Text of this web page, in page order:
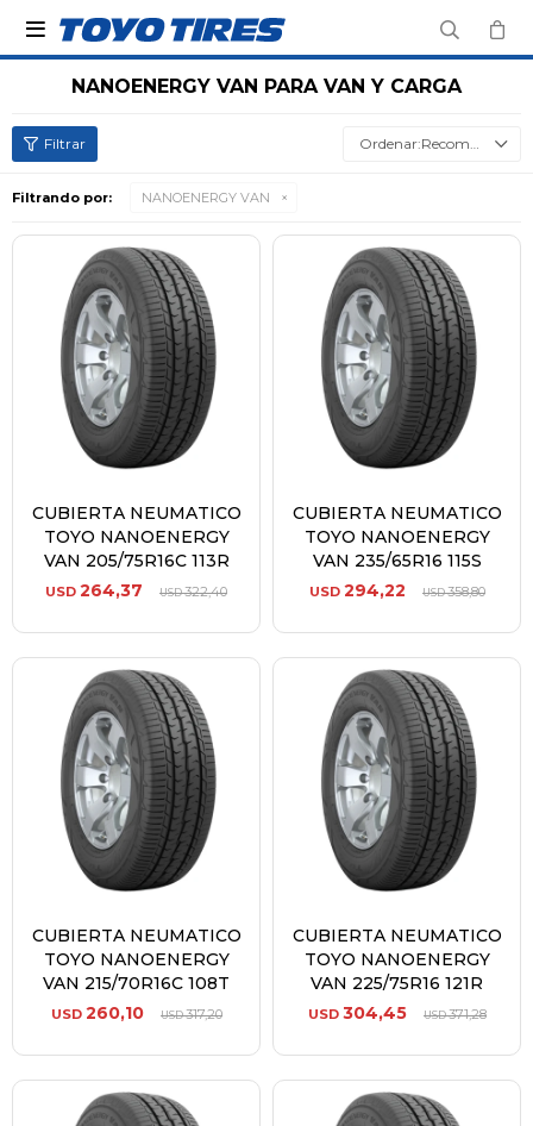

NANOENERGY VAN PARA VAN Y CARGA
Recomendados
Filtrando por: NANOENERGY VAN
CUBIERTA NEUMATICO
TOYO NANOENERGY
VAN 205/75R16C 113R
USD 264,37 USD322,40
CUBIERTA NEUMATICO
TOYO NANOENERGY
VAN 235/65R16 115S
USD 294,22 USD358,80
CUBIERTA NEUMATICO
TOYO NANOENERGY
VAN 215/70R16C 108T
USD 260,10 USD317,20
CUBIERTA NEUMATICO
TOYO NANOENERGY
VAN 225/75R16 121R
USD 304,45 USD371,28